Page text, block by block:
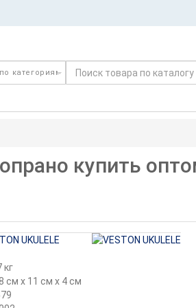
купить
UKULELE
кг
см x 11 см x 4 см